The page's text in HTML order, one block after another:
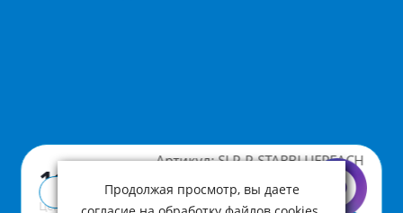
Артикул: SLP-P-STARBLUEPEACH
110 ₽
Цена с учетом НДС
Купить в 1 клик
Продолжая просмотр, вы даете